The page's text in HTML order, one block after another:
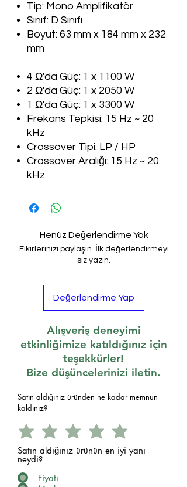
Tip: Mono Amplifikatör
Sınıf: D Sınıfı
Boyut: 63 mm x 184 mm x 232
mm
4 Ω'da Güç: 1 x 1100 W
2 Ω'da Güç: 1 x 2050 W
1 Ω'da Güç: 1 x 3300 W
Frekans Tepkisi: 15 Hz ~ 20
kHz
Crossover Tipi: LP / HP
Crossover Aralığı: 15 Hz ~ 20
kHz
Henüz Değerlendirme Yok
Fikirlerinizi paylaşın. İlk değerlendirmeyi
siz yazın.
Değerlendirme Yap
Alışveriş deneyimi
etkinliğimize katıldığınız için
teşekkürler!
Bize düşüncelerinizi iletin.
Satın aldığınız üründen ne kadar memnun
kaldınız?
Satın aldığınız ürünün en iyi yanı
neydi?
Fiyatı